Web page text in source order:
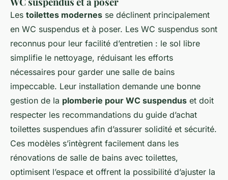
Les toilettes modernes se déclinent principalement
en WC suspendus et à poser. Les WC suspendus sont
reconnus pour leur facilité d’entretien : le sol libre
simplifie le nettoyage, réduisant les efforts
nécessaires pour garder une salle de bains
impeccable. Leur installation demande une bonne
gestion de la plomberie pour WC suspendus et doit
respecter les recommandations du guide d’achat
toilettes suspendues afin d’assurer solidité et sécurité.
Ces modèles s’intègrent facilement dans les
rénovations de salle de bains avec toilettes,
optimisent l’espace et offrent la possibilité d’ajuster la